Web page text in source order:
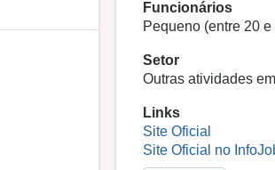
Funcionários
Pequeno (entre 20
Setor
Outras atividades
Links
Site Oficial
Site Oficial no